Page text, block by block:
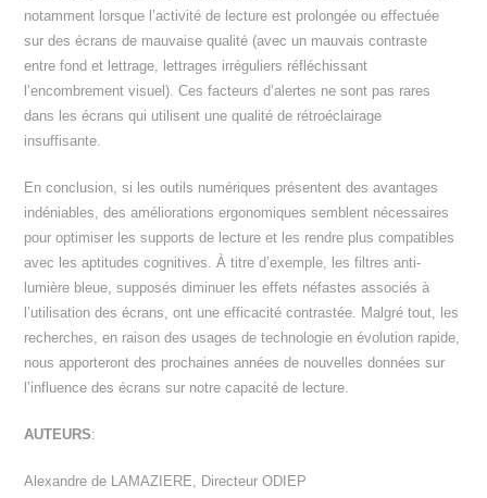
notamment lorsque l’activité de lecture est prolongée ou effectuée
sur des écrans de mauvaise qualité (avec un mauvais contraste
entre fond et lettrage, lettrages irréguliers réfléchissant
l’encombrement visuel). Ces facteurs d’alertes ne sont pas rares
dans les écrans qui utilisent une qualité de rétroéclairage
insuffisante.
En conclusion, si les outils numériques présentent des avantages
indéniables, des améliorations ergonomiques semblent nécessaires
pour optimiser les supports de lecture et les rendre plus compatibles
avec les aptitudes cognitives. À titre d’exemple, les filtres anti-
lumière bleue, supposés diminuer les effets néfastes associés à
l’utilisation des écrans, ont une efficacité contrastée. Malgré tout, les
recherches, en raison des usages de technologie en évolution rapide,
nous apporteront des prochaines années de nouvelles données sur
l’influence des écrans sur notre capacité de lecture.
AUTEURS:
Alexandre de LAMAZIERE, Directeur ODIEP